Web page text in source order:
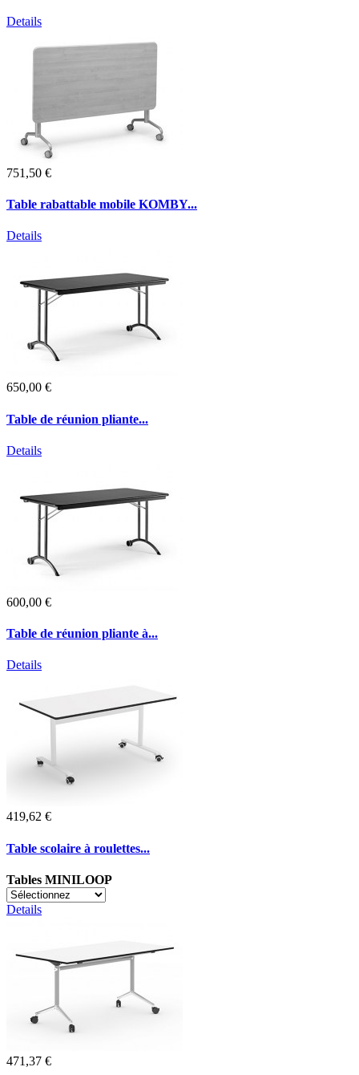
Details
751,50 €
Table rabattable mobile KOMBY...
Details
650,00 €
Table de réunion pliante...
Details
600,00 €
Table de réunion pliante à...
Details
419,62 €
Table scolaire à roulettes...
Tables MINILOOP
Details
471,37 €